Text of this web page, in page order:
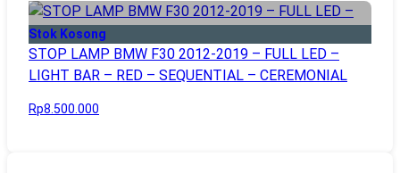
Stok Kosong
STOP LAMP BMW F30 2012-2019 – FULL LED –
LIGHT BAR – RED – SEQUENTIAL – CEREMONIAL
Rp8.500.000